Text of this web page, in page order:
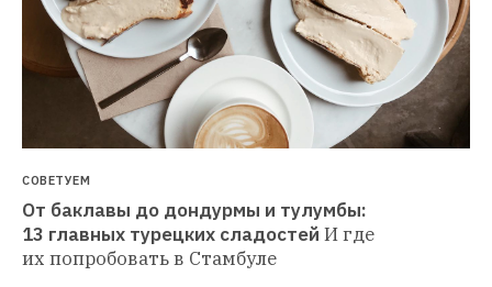
СОВЕТУЕМ
От баклавы до дондурмы и тулумбы:
13 главных турецких сладостей И где
их попробовать в Стамбуле